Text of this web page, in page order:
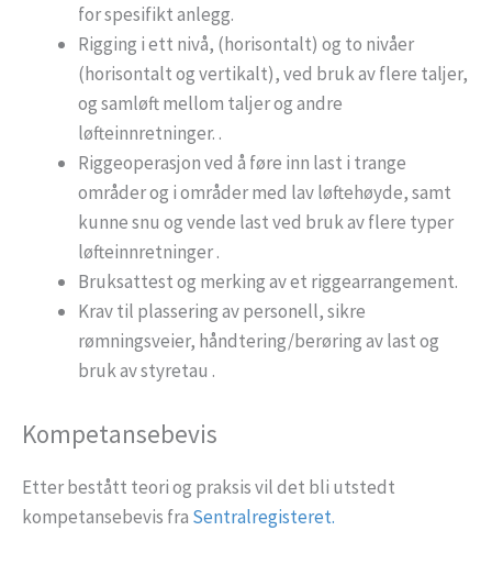
for spesifikt anlegg.
Rigging i ett nivå, (horisontalt) og to nivåer
(horisontalt og vertikalt), ved bruk av flere taljer,
og samløft mellom taljer og andre
løfteinnretninger. .
Riggeoperasjon ved å føre inn last i trange
områder og i områder med lav løftehøyde, samt
kunne snu og vende last ved bruk av flere typer
løfteinnretninger .
Bruksattest og merking av et riggearrangement.
Krav til plassering av personell, sikre
rømningsveier, håndtering/berøring av last og
bruk av styretau .
Kompetansebevis
Etter bestått teori og praksis vil det bli utstedt
kompetansebevis fra Sentralregisteret.